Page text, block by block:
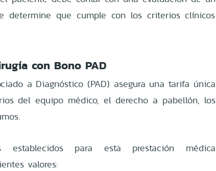
determine que cumple con los criterios clínicos
con Bono PAD
a Diagnóstico (PAD) asegura una tarifa única
del equipo médico, el derecho a pabellón, los
establecidos para esta prestación médica
valores: